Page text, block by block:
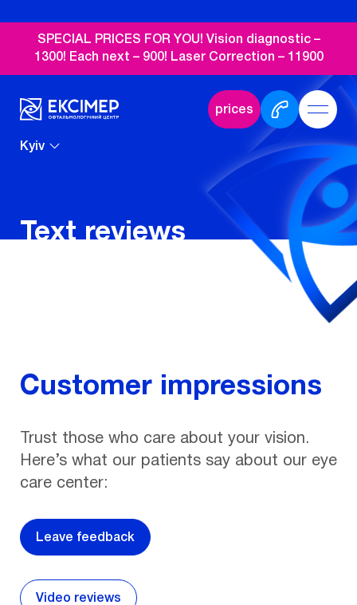
SPECIAL PRICES FOR YOU! Vision diagnostic –
1300! Each next – 900! Laser Correction – 11900
prices
Kyiv
Text reviews
Customer impressions
Trust those who care about your vision.
Here’s what our patients say about our eye
care center:
Leave feedback
Video reviews